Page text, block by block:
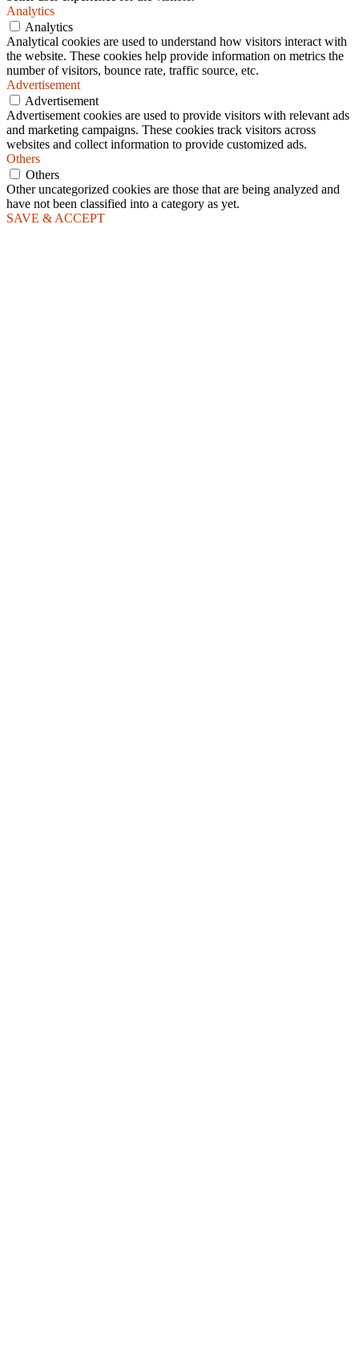
Analytics
Analytics
Analytical cookies are used to understand how visitors interact with
the website. These cookies help provide information on metrics the
number of visitors, bounce rate, traffic source, etc.
Advertisement
Advertisement
Advertisement cookies are used to provide visitors with relevant ads
and marketing campaigns. These cookies track visitors across
websites and collect information to provide customized ads.
Others
Others
Other uncategorized cookies are those that are being analyzed and
have not been classified into a category as yet.
SAVE & ACCEPT